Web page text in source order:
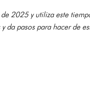
2025 y utiliza este
pasos para hacer de